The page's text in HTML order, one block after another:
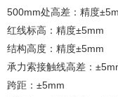
500mm处高差：精度
红线标高：精度±5mm
结构高度：精度±5mm
承力索接触线高差：
跨距：±5mm